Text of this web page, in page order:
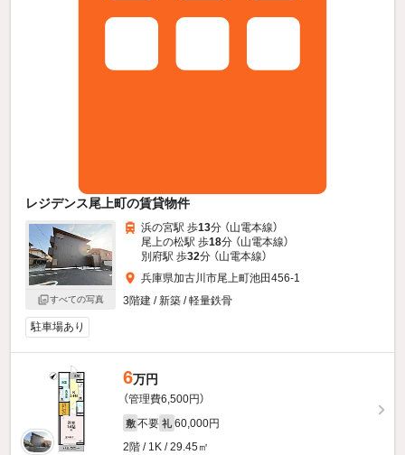
レジデンス尾上町の賃貸物件
すべての写真
浜の宮駅 歩13分 （山電本線）
尾上の松駅 歩18分 （山電本線）
別府駅 歩32分 （山電本線）
兵庫県加古川市尾上町池田456-1
3階建 / 新築 / 軽量鉄骨
駐車場あり
6万円
（管理費6,500円）
敷 不要 礼 60,000円
2階 / 1K / 29.45㎡